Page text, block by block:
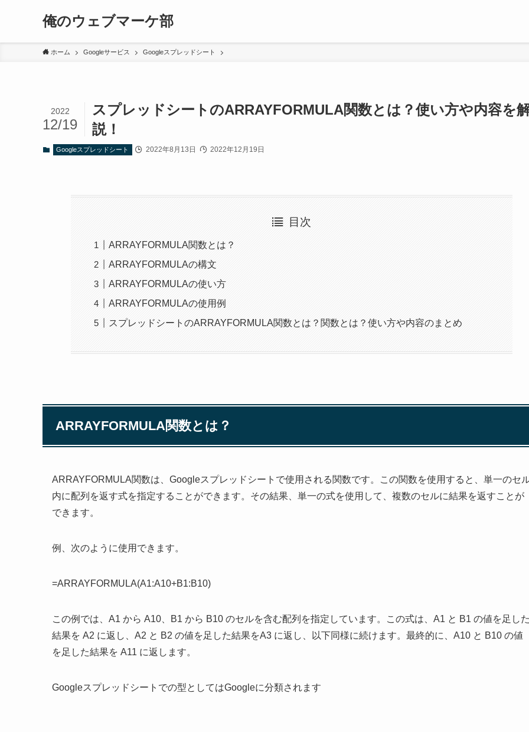
俺のウェブマーケ部
ホーム Googleサービス Googleスプレッドシート
スプレッドシートのARRAYFORMULA関数とは？使い方や内容を
説！
2022
12/19
Googleスプレッドシート 2022年8月13日 2022年12月19日
目次
ARRAYFORMULA関数とは？
ARRAYFORMULAの構文
ARRAYFORMULAの使い方
ARRAYFORMULAの使用例
スプレッドシートのARRAYFORMULA関数とは？関数とは？使い方や内容のまとめ
ARRAYFORMULA関数とは？
ARRAYFORMULA関数は、Googleスプレッドシートで使用される関数です。この関数を使用すると、単一のセ
内に配列を返す式を指定することができます。その結果、単一の式を使用して、複数のセルに結果を返すことが
できます。
例、次のように使用できます。
=ARRAYFORMULA(A1:A10+B1:B10)
この例では、A1 から A10、B1 から B10 のセルを含む配列を指定しています。この式は、A1 と B1 の値を足し
結果を A2 に返し、A2 と B2 の値を足した結果をA3 に返し、以下同様に続けます。最終的に、A10 と B10 の値
を足した結果を A11 に返します。
Googleスプレッドシートでの型としてはGoogleに分類されます